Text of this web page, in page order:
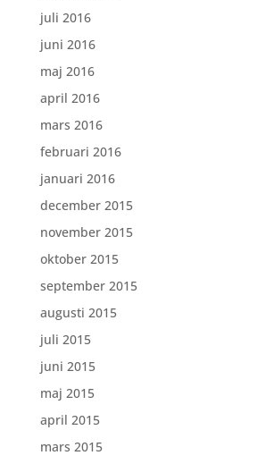
juli 2016
juni 2016
maj 2016
april 2016
mars 2016
februari 2016
januari 2016
december 2015
november 2015
oktober 2015
september 2015
augusti 2015
juli 2015
juni 2015
maj 2015
april 2015
mars 2015